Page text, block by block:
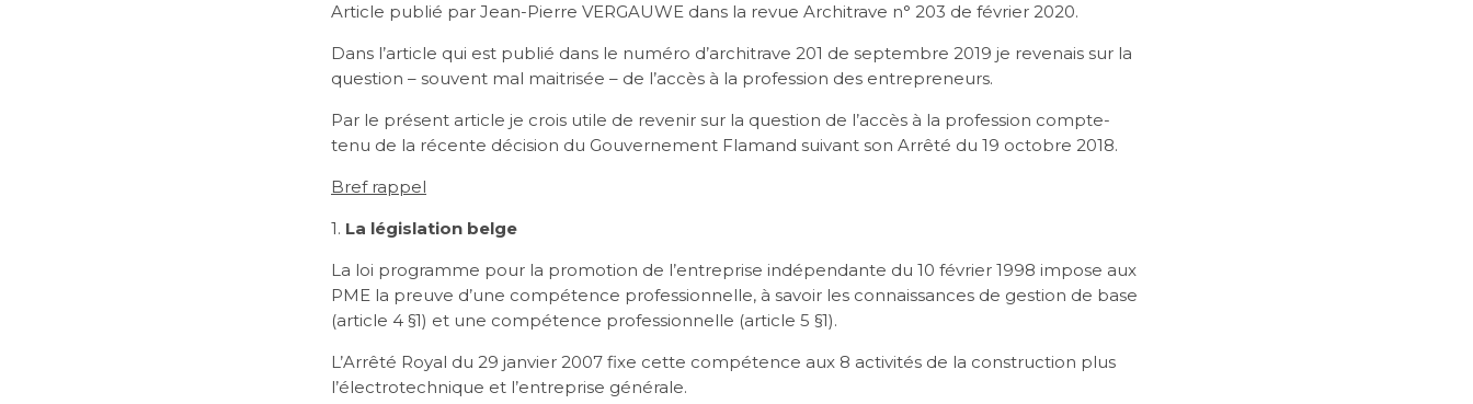
Article publié par Jean-Pierre VERGAUWE dans la revue Architrave n° 203 de février 2020.
Dans l’article qui est publié dans le numéro d’architrave 201 de septembre 2019 je revenais sur la
question – souvent mal maitrisée – de l’accès à la profession des entrepreneurs.
Par le présent article je crois utile de revenir sur la question de l’accès à la profession compte-
tenu de la récente décision du Gouvernement Flamand suivant son Arrêté du 19 octobre 2018.
Bref rappel
1. La législation belge
La loi programme pour la promotion de l’entreprise indépendante du 10 février 1998 impose aux
PME la preuve d’une compétence professionnelle, à savoir les connaissances de gestion de base
(article 4 §1) et une compétence professionnelle (article 5 §1).
L’Arrêté Royal du 29 janvier 2007 fixe cette compétence aux 8 activités de la construction plus
l’électrotechnique et l’entreprise générale.